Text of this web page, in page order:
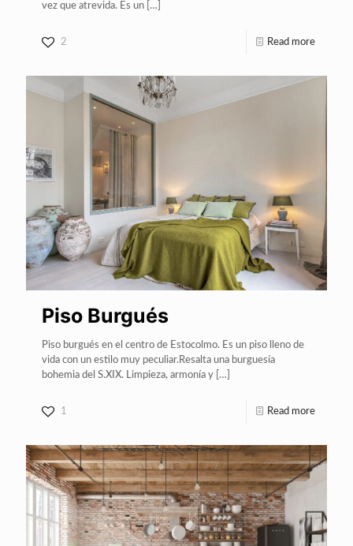
vez que atrevida. Es un […]
2 Read more
Piso Burgués
Piso burgués en el centro de Estocolmo. Es un piso lleno de
vida con un estilo muy peculiar.Resalta una burguesía
bohemia del S.XIX. Limpieza, armonía y […]
1 Read more